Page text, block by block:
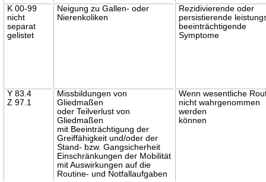
K 00-99
nicht
separat
gelistet
Neigung zu Gallen- oder
Nierenkoliken
Rezidivierende oder
persistierende
beeinträchtigende
Symptome
Y 83.4
Z 97.1
Missbildungen von
Gliedmaßen
oder Teilverlust von
Gliedmaßen
mit Beeinträchtigung der
Greiffähigkeit und/oder der
Stand- bzw. Gangsicherheit
Einschränkungen der Mobilität
mit Auswirkungen auf die
Routine- und Notfallaufgaben
Wenn wesentliche
nicht wahrgenommen
werden
können